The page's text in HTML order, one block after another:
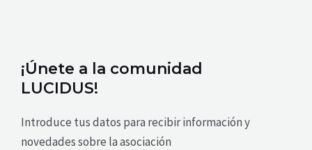
¡Únete a la comunidad
LUCIDUS!
Introduce tus datos para recibir información y
novedades sobre la asociación